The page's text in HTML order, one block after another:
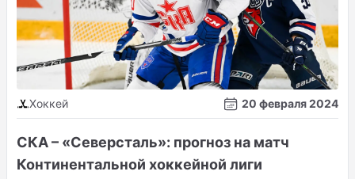
Хоккей 20 февраля 2024
СКА – «Северсталь»: прогноз на матч
Континентальной хоккейной лиги